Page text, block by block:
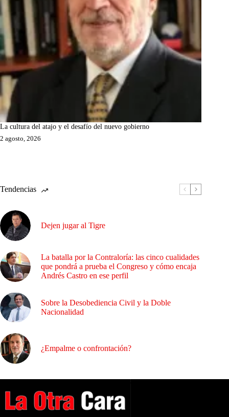
La cultura del atajo y el desafío del nuevo gobierno
2 agosto, 2026
Tendencias
Dejen jugar al Tigre
La batalla por la Contraloría: las cinco cualidades
que pondrá a prueba el Congreso y cómo encaja
Andrés Castro en ese perfil
Sobre la Desobediencia Civil y la Doble
Nacionalidad
¿Empalme o confrontación?